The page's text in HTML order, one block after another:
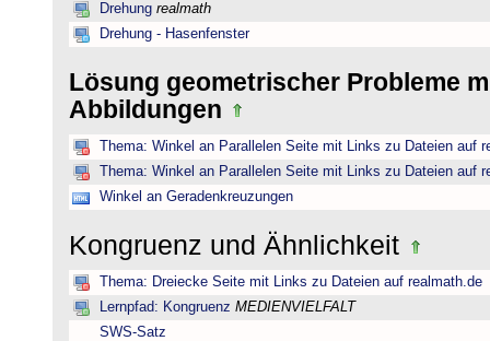
Drehung realmath
Drehung - Hasenfenster
Lösung geometrischer Probleme
Abbildungen
Thema: Winkel an Parallelen Seite mit Links zu Dateien auf
Thema: Winkel an Parallelen Seite mit Links zu Dateien auf
Winkel an Geradenkreuzungen
Kongruenz und Ähnlichkeit
Thema: Dreiecke Seite mit Links zu Dateien auf realmath.de
Lernpfad: Kongruenz MEDIENVIELFALT
SWS-Satz